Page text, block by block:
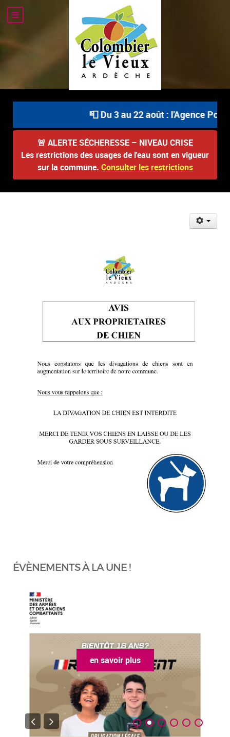
📮 Du 3 au 22 août : l'Agence
🚨 ALERTE SÉCHERESSE – NIVEAU CRISE
Les restrictions des usages de l'eau sont en vigueur
sur la commune. Consulter les restrictions
ÉVÈNEMENTS À LA UNE !
en savoir plus